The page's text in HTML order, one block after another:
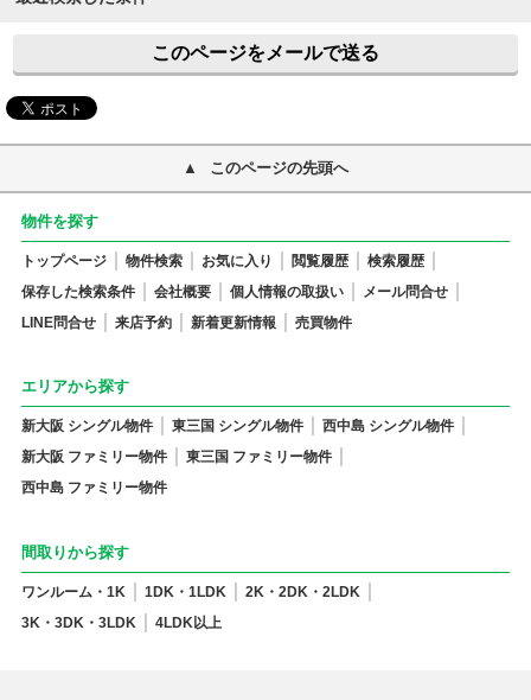
このページをメールで送る
このページの先頭へ
物件を探す
トップページ 物件検索 お気に入り 閲覧履歴
検索履歴
保存した検索条件
会社概要 個人情報の取扱い
メール問合せ
LINE問合せ
来店予約 新着更新情報 売買物件
エリアから探す
新大阪 シングル物件 東三国 シングル物件
西中島 シングル物件
新大阪 ファミリー物件
東三国 ファミリー物件
西中島 ファミリー物件
間取りから探す
ワンルーム・1K 1DK・1LDK
2K・2DK・2LDK
3K・3DK・3LDK
4LDK以上